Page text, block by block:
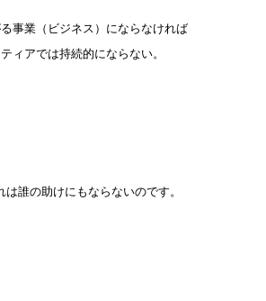
事業（ビジネス）にならなければ
ィアでは持続的にならない。
は誰の助けにもならないのです。